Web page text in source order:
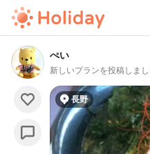
ぺい
新しいプランを投稿しま
長野